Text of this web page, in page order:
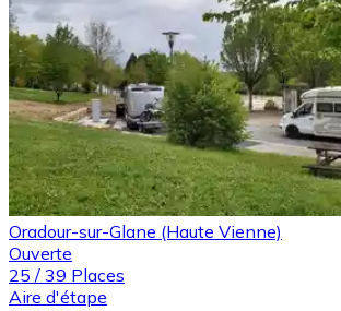
Oradour-sur-Glane (Haute Vienne)
Ouverte
25 / 39 Places
Aire d'étape